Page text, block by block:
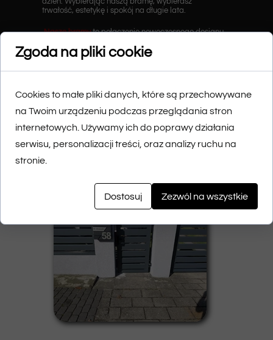
Nasze bramyto połączenie nowoczesnego designu,
realizacji. Wyróżniamy się na tle konkurencji tym, że
każde zlecenie traktujemy indywidualnie,
dostosowując projekt do potrzeb klienta oraz specyfiki
trwałość, estetykę i spokój na długie lata.
Zgoda na pliki cookie
Cookies to małe pliki danych, które są przechowywane
na Twoim urządzeniu podczas przeglądania stron
internetowych. Używamy ich do poprawy działania
serwisu, personalizacji treści, oraz analizy ruchu na
stronie.
Dostosuj Zezwól na wszystkie